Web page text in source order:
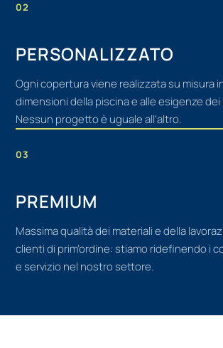
02
PERSONALIZZATO
Ogni copertura viene realizzata su misura
dimensioni della piscina e alle esigenze
Nessun progetto è uguale all’altro.
03
PREMIUM
Massima qualità dei materiali e della
clienti di prim’ordine: stiamo ridefinendo i
e servizio nel nostro settore.